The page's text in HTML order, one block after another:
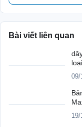
Bài viết liên quan
09/
19/